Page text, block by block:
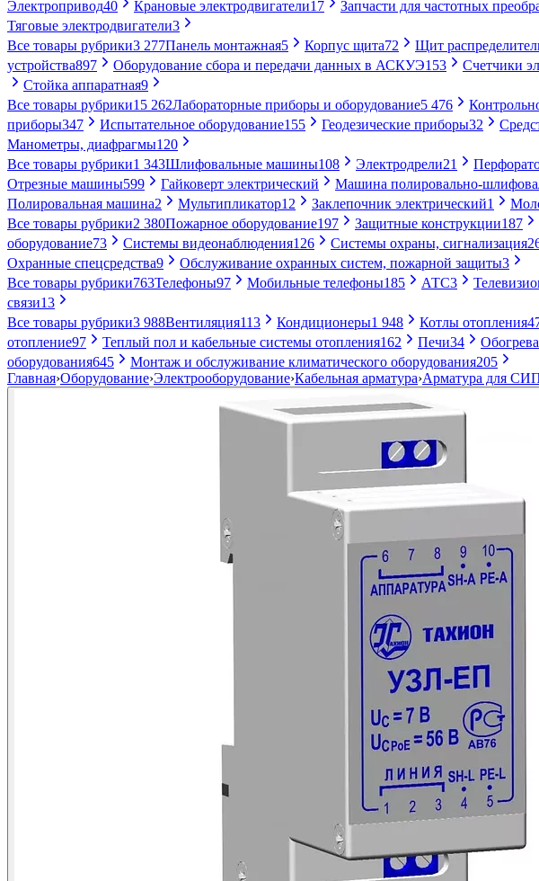
Электропривод40 Крановые электродвигатели17 Запчасти для частотных
Тяговые электродвигатели3
Все товары рубрики3 277Панель монтажная5 Корпус щита72 Щит
устройства897 Оборудование сбора и передачи данных в АСКУЭ153 Счетчики
Стойка аппаратная9
Все товары рубрики15 262Лабораторные приборы и оборудование5 476
приборы347 Испытательное оборудование155 Геодезические приборы32
Манометры, диафрагмы120
Все товары рубрики1 343Шлифовальные машины108 Электродрели21
Отрезные машины599 Гайковерт электрический Машина полировально-
Полировальная машина2 Мультипликатор12 Заклепочник электрический1
Все товары рубрики2 380Пожарное оборудование197 Защитные конструкции187
оборудование73 Системы видеонаблюдения126 Системы охраны, сигнализация
Охранные спецсредства9 Обслуживание охранных систем, пожарной защиты3
Все товары рубрики763Телефоны97 Мобильные телефоны185 АТС3
связи13
Все товары рубрики3 988Вентиляция113 Кондиционеры1 948 Котлы отопления
отопление97 Теплый пол и кабельные системы отопления162 Печи34
оборудования645 Монтаж и обслуживание климатического оборудования205
Главная›Оборудование›Электрооборудование›Кабельная арматура›Арматура для